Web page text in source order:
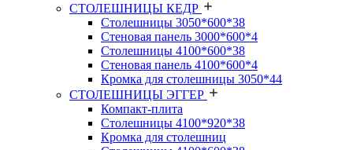
СТОЛЕШНИЦЫ КЕДР
Столешницы 3050*600*38
Стеновая панель 3000*600*4
Столешницы 4100*600*38
Стеновая панель 4100*600*4
Кромка для столешницы 3050*44
СТОЛЕШНИЦЫ ЭГГЕР
Компакт-плита
Столешницы 4100*920*38
Кромка для столешниц